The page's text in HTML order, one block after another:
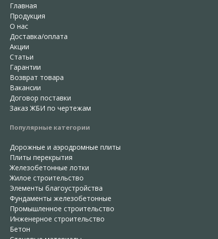
Главная
Продукция
О нас
Доставка/оплата
Акции
Статьи
Гарантии
Возврат товара
Вакансии
Договор поставки
Заказ ЖБИ по чертежам
Популярные категории
Дорожные и аэродромные плиты
Плиты перекрытия
Железобетонные лотки
Жилое строительство
Элементы благоустройства
Фундаменты железобетонные
Промышленное строительство
Инженерное строительство
Бетон